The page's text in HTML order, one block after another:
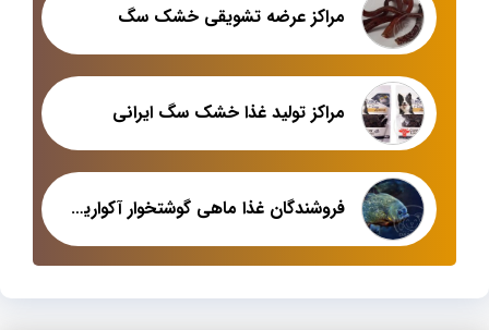
مراکز عرضه تشویقی خشک سگ
مراکز تولید غذا خشک سگ ایرانی
فروشندگان غذا ماهی گوشتخوار آکواریومی